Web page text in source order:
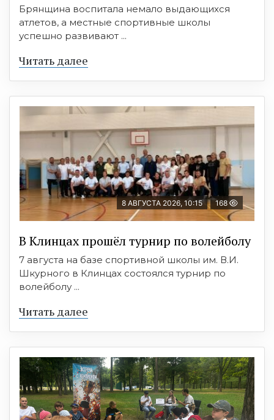
Брянщина воспитала немало выдающихся
атлетов, а местные спортивные школы
успешно развивают ...
Читать далее
8 АВГУСТА 2026, 10:15 168
В Клинцах прошёл турнир по волейболу
7 августа на базе спортивной школы им. В.И.
Шкурного в Клинцах состоялся турнир по
волейболу ...
Читать далее